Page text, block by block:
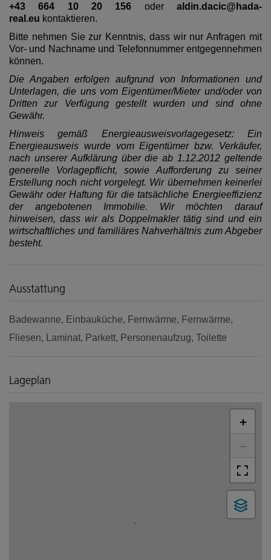
+43 664 10 20 156
oderaldin.dacic@hada-
real.eu kontaktieren.
Bitte nehmen Sie zur Kenntnis, dass wir nur Anfragen mit
Vor- und Nachname und Telefonnummer entgegennehmen
können.
Die Angaben erfolgen aufgrund von Informationen und
Unterlagen, die uns vom Eigentümer/Mieter und/oder von
Dritten zur Verfügung gestellt wurden und sind ohne
Gewähr.
Hinweis gemäß Energieausweisvorlagegesetz: Ein
Energieausweis wurde vom Eigentümer bzw. Verkäufer,
nach unserer Aufklärung über die ab 1.12.2012 geltende
generelle Vorlagepflicht, sowie Aufforderung zu seiner
Erstellung noch nicht vorgelegt. Wir übernehmen keinerlei
Gewähr oder Haftung für die tatsächliche Energieeffizienz
der angebotenen Immobilie. Wir möchten darauf
hinweisen, dass wir als Doppelmakler tätig sind und ein
wirtschaftliches und familiäres Nahverhältnis zum Abgeber
besteht.
Ausstattung
Badewanne Einbauküche Fernwärme
Fernwärme
Fliesen
Laminat Parkett Personenaufzug Toilette
Lageplan
+
−